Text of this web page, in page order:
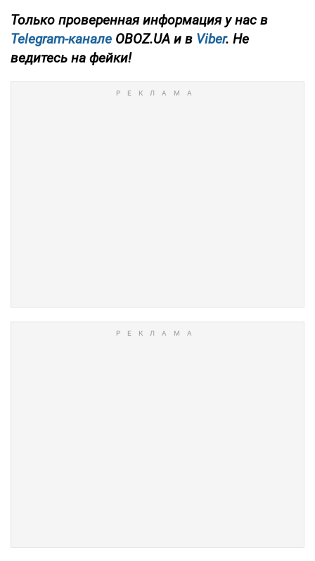
Только проверенная информация у нас в
Telegram-канале OBOZ.UA и в Viber. Не
ведитесь на фейки!